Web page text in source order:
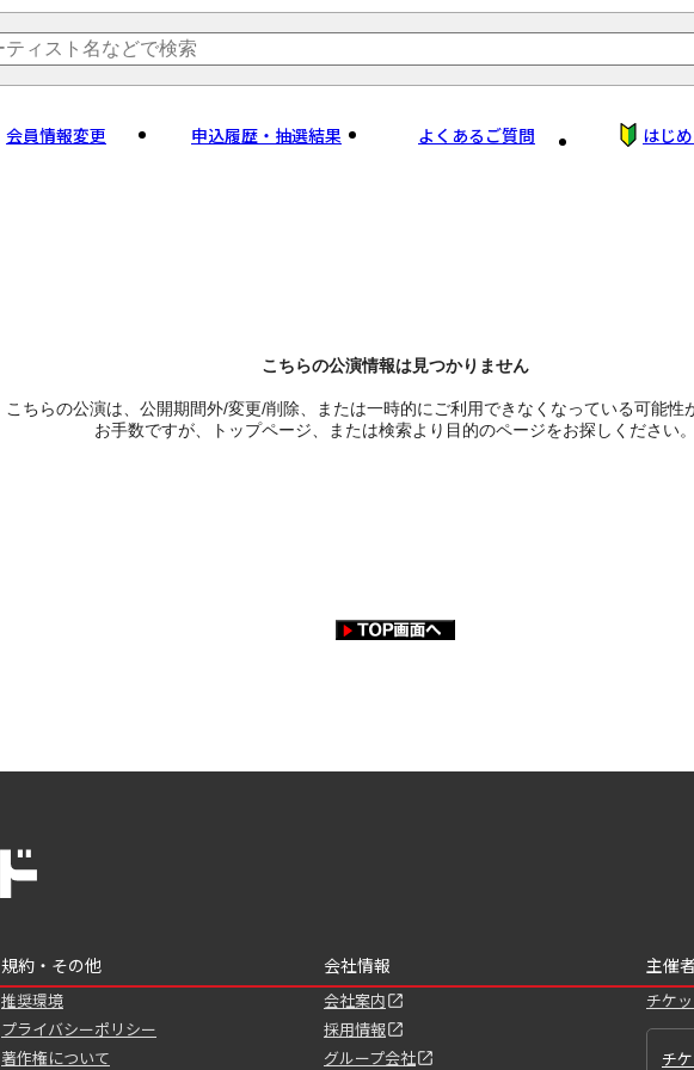
会員情報変更 申込履歴・抽選結果 よくあるご質問 はじ
こちらの公演情報は見つかりません
こちらの公演は、公開期間外/変更/削除、または一時的にご利用できなくなっている可能性
お手数ですが、トップページ、または検索より目的のページをお探しください。
規約・その他
推奨環境
プライバシーポリシー
著作権について
会社情報
会社案内
採用情報
グループ会社
主催
チケ
チ